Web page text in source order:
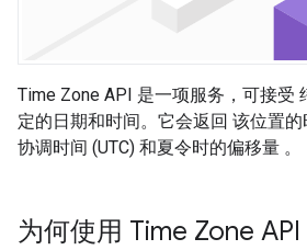
Time Zone API 是一项服务，可接受
定的日期和时间。它会返回 该位置
协调时间 (UTC) 和夏令时的偏移量 。
为何使用 Time Zone API